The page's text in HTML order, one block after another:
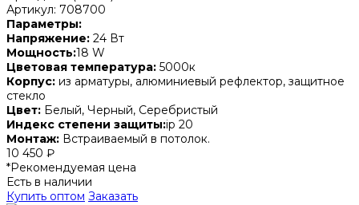
Артикул: 708700
Параметры:
Напряжение: 24 Вт
Мощность:18 W
Цветовая температура: 5000к
Корпус: из арматуры, алюминиевый рефлектор, защитное
стекло
Цвет: Белый, Черный, Серебристый
Индекс степени защиты:ip 20
Монтаж: Встраиваемый в потолок.
10 450 ₽
*Рекомендуемая цена
Есть в наличии
Купить оптом Заказать